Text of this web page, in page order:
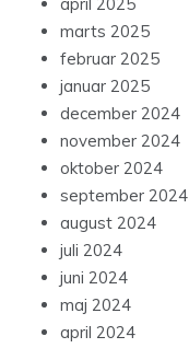
marts 2025
februar 2025
januar 2025
december 2024
november 2024
oktober 2024
september 2024
august 2024
juli 2024
juni 2024
maj 2024
april 2024